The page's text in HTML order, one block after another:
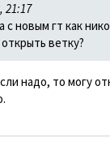
21:17
новым гт как
ветку?
надо, то могу